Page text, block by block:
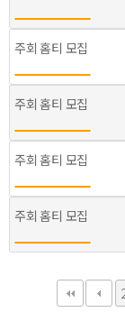
주회 홈티 모집
주회 홈티 모집
주회 홈티 모집
주회 홈티 모집